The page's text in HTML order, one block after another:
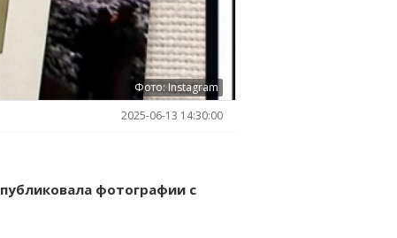
Фото: Instagram
2025-06-13 14:30:00
фотографии с